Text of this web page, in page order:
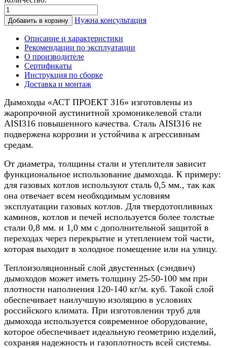
Количество
товара
Дымоход
котла
нерж.,
250/300мм,
Добавить в корзину Нужна консультация
Описание и характеристики
Рекомендации по эксплуатации
О производителе
Сертификаты
Инструкция по сборке
Доставка и монтаж
Дымоходы «АСТ ПРОЕКТ 316» изготовлены из
жаропрочной аустинитной хромоникелевой стали
AISI316 повышенного качества. Сталь AISI316 не
подвержена коррозии и устойчива к агрессивным
средам.
От диаметра, толщины стали и утеплителя зависит
функциональное использование дымохода. К примеру:
для газовых котлов используют сталь 0,5 мм., так как
она отвечает всем необходимым условиям
эксплуатации газовых котлов. Для твердотопливных
каминов, котлов и печей используется более толстые
стали 0,8 мм. и 1,0 мм с дополнительной защитой в
переходах через перекрытие и утеплением той части,
которая выходит в холодное помещение или на улицу.
Теплоизоляционный слой двустенных (сэндвич)
дымоходов может иметь толщину 25-50-100 мм при
плотности наполнения 120-140 кг/м. куб. Такой слой
обеспечивает наилучшую изоляцию в условиях
российского климата. При изготовлении труб для
дымохода используется современное оборудование,
которое обеспечивает идеальную геометрию изделий,
сохраняя надежность и газоплотность всей системы.